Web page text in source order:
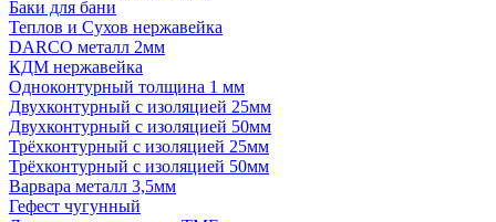
Баки для бани
Теплов и Сухов нержавейка
DARCO металл 2мм
КДМ нержавейка
Одноконтурный толщина 1 мм
Двухконтурный с изоляцией 25мм
Двухконтурный с изоляцией 50мм
Трёхконтурный с изоляцией 25мм
Трёхконтурный с изоляцией 50мм
Варвара металл 3,5мм
Гефест чугунный